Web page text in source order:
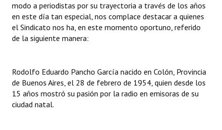
Registros y Distinciones
Datos Históricos
Audiencias Públicas - Registro
Mujeres que Dejaron Huellas - Registro
Periodistas Decanos - Registro
modo a periodistas por su trayectoria a través de los años
en este día tan especial, nos complace destacar a quienes
el Sindicato nos ha, en este momento oportuno, referido
de la siguiente manera:
Rodolfo Eduardo Pancho García nacido en Colón, Provincia
de Buenos Aires, el 28 de febrero de 1954, quien desde los
15 años mostró su pasión por la radio en emisoras de su
ciudad natal.